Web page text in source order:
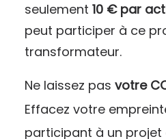
seulement 10 € par
peut participer à ce
transformateur.
Ne laissez pas votre
Effacez votre
participant à un projet